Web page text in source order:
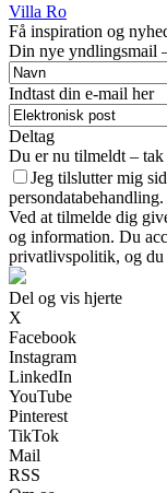
Villa Ro
Få inspiration og
Din nye yndlingsmail
Indtast din e-mail her
Deltag
Du er nu tilmeldt – tak
Jeg tilslutter mig
persondatabehandling.
Ved at tilmelde dig
og information. Du
privatlivspolitik, og du
Del og vis hjerte
X
Facebook
Instagram
LinkedIn
YouTube
Pinterest
TikTok
Mail
RSS